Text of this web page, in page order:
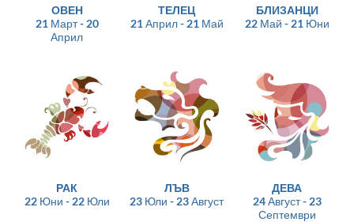
ОВЕН
21 Март - 20
Април
ТЕЛЕЦ
21 Април - 21 Май
БЛИЗАНЦИ
22 Май - 21 Юни
РАК
22 Юни - 22 Юли
ЛЪВ
23 Юли - 23 Август
ДЕВА
24 Август - 23
Септември